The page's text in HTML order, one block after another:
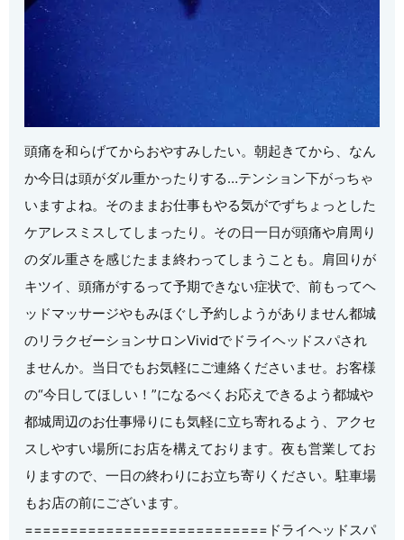
頭痛を和らげてからおやすみしたい。朝起きてから、なん
か今日は頭がダル重かったりする…テンション下がっちゃ
いますよね。そのままお仕事もやる気がでずちょっとした
ケアレスミスしてしまったり。その日一日が頭痛や肩周り
のダル重さを感じたまま終わってしまうことも。肩回りが
キツイ、頭痛がするって予期できない症状で、前もってヘ
ッドマッサージやもみほぐし予約しようがありません都城
のリラクゼーションサロンVividでドライヘッドスパされ
ませんか。当日でもお気軽にご連絡くださいませ。お客様
の“今日してほしい！”になるべくお応えできるよう都城や
都城周辺のお仕事帰りにも気軽に立ち寄れるよう、アクセ
スしやすい場所にお店を構えております。夜も営業してお
りますので、一日の終わりにお立ち寄りください。駐車場
もお店の前にございます。
===========================️ドライヘッドスパ️